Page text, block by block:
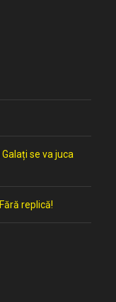
se va juca
replică!